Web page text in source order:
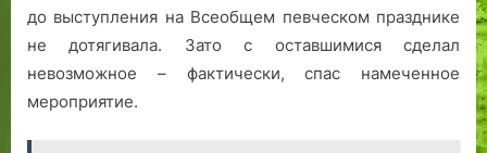
до выступления на Всеобщем певческом празднике
не дотягивала. Зато с оставшимися сделал
невозможное – фактически, спас намеченное
мероприятие.